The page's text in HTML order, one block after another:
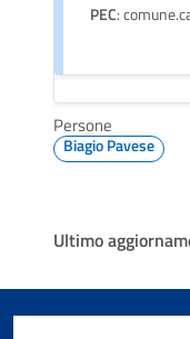
PEC:
Persone
Biagio Pavese
Ultimo